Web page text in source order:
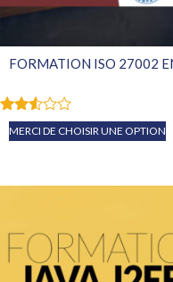
FORMATION ISO 27002
Note
2.47
MERCI DE CHOISIR UNE OPTION